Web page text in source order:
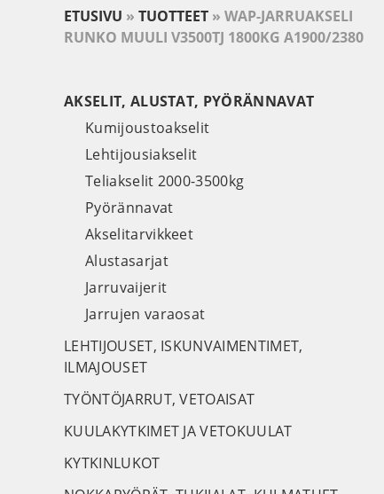
ETUSIVU » TUOTTEET » WAP-JARRUAKSELI
RUNKO MUULI V3500TJ 1800KG A1900/2380
AKSELIT, ALUSTAT, PYÖRÄNNAVAT
Kumijoustoakselit
Lehtijousiakselit
Teliakselit 2000-3500kg
Pyörännavat
Akselitarvikkeet
Alustasarjat
Jarruvaijerit
Jarrujen varaosat
LEHTIJOUSET, ISKUNVAIMENTIMET,
ILMAJOUSET
TYÖNTÖJARRUT, VETOAISAT
KUULAKYTKIMET JA VETOKUULAT
KYTKINLUKOT